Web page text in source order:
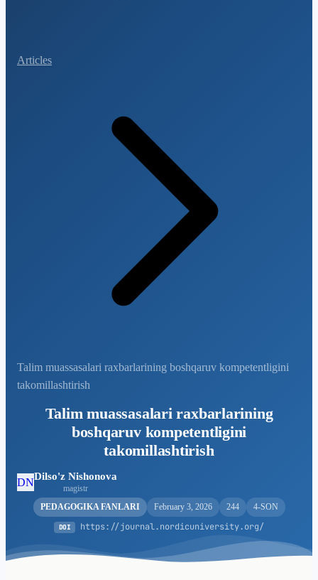
Articles
Talim muassasalari raxbarlarining boshqaruv kompetentligini
takomillashtirish
Talim muassasalari raxbarlarining
boshqaruv kompetentligini
takomillashtirish
DNDilso'z Nishonova
magistr
PEDAGOGIKA FANLARI
February 3, 2026 244 4-SON
DOI https://journal.nordicuniversity.org/